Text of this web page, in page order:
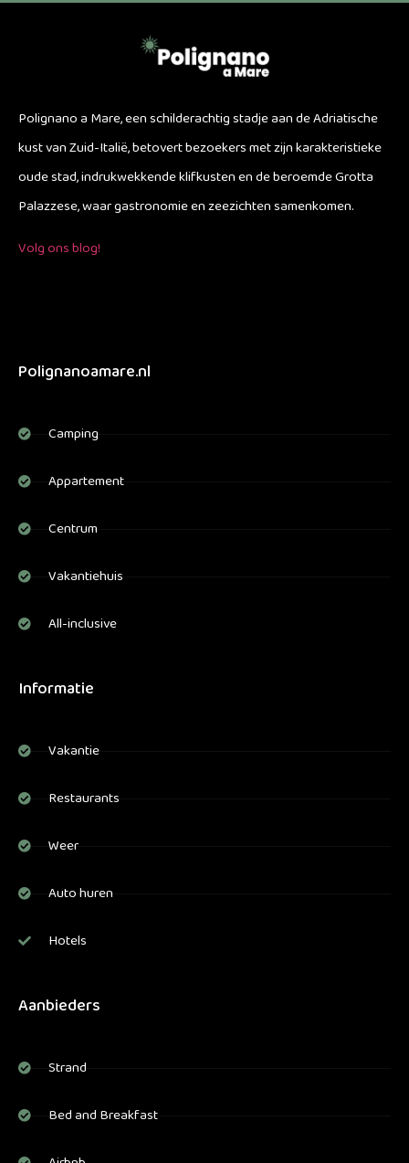
Polignano a Mare, een schilderachtig stadje aan de Adriatische
kust van Zuid-Italië, betovert bezoekers met zijn karakteristieke
oude stad, indrukwekkende klifkusten en de beroemde Grotta
Palazzese, waar gastronomie en zeezichten samenkomen.
Volg ons blog!
Polignanoamare.nl
Camping
Appartement
Centrum
Vakantiehuis
All-inclusive
Informatie
Vakantie
Restaurants
Weer
Auto huren
Hotels
Aanbieders
Strand
Bed and Breakfast